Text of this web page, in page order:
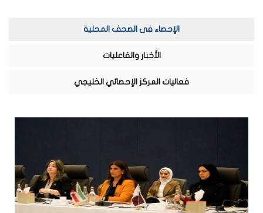
الإحصاء فى الصحف المحلية
الأخبار والفاعليات
فعاليات المركز الإحصائي الخليجي